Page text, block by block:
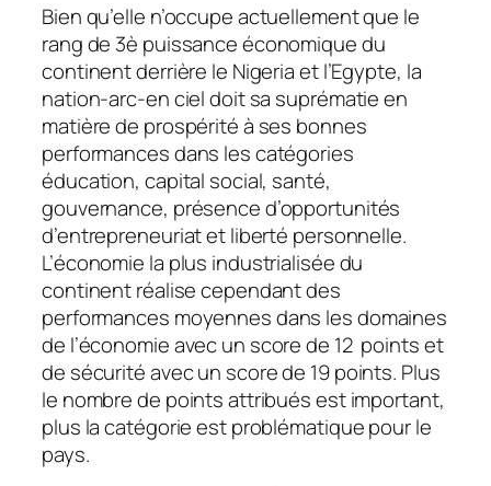
Bien qu’elle n’occupe actuellement que le
rang de 3è puissance économique du
continent derrière le Nigeria et l’Egypte, la
nation-arc-en ciel doit sa suprématie en
matière de prospérité à ses bonnes
performances dans les catégories
éducation, capital social, santé,
gouvernance, présence d’opportunités
d’entrepreneuriat et liberté personnelle.
L’économie la plus industrialisée du
continent réalise cependant des
performances moyennes dans les domaines
de l’économie avec un score de 12 points et
de sécurité avec un score de 19 points. Plus
le nombre de points attribués est important,
plus la catégorie est problématique pour le
pays.